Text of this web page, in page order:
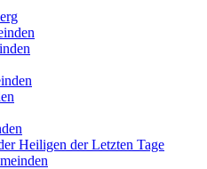
Heiligen der Letzten Tage